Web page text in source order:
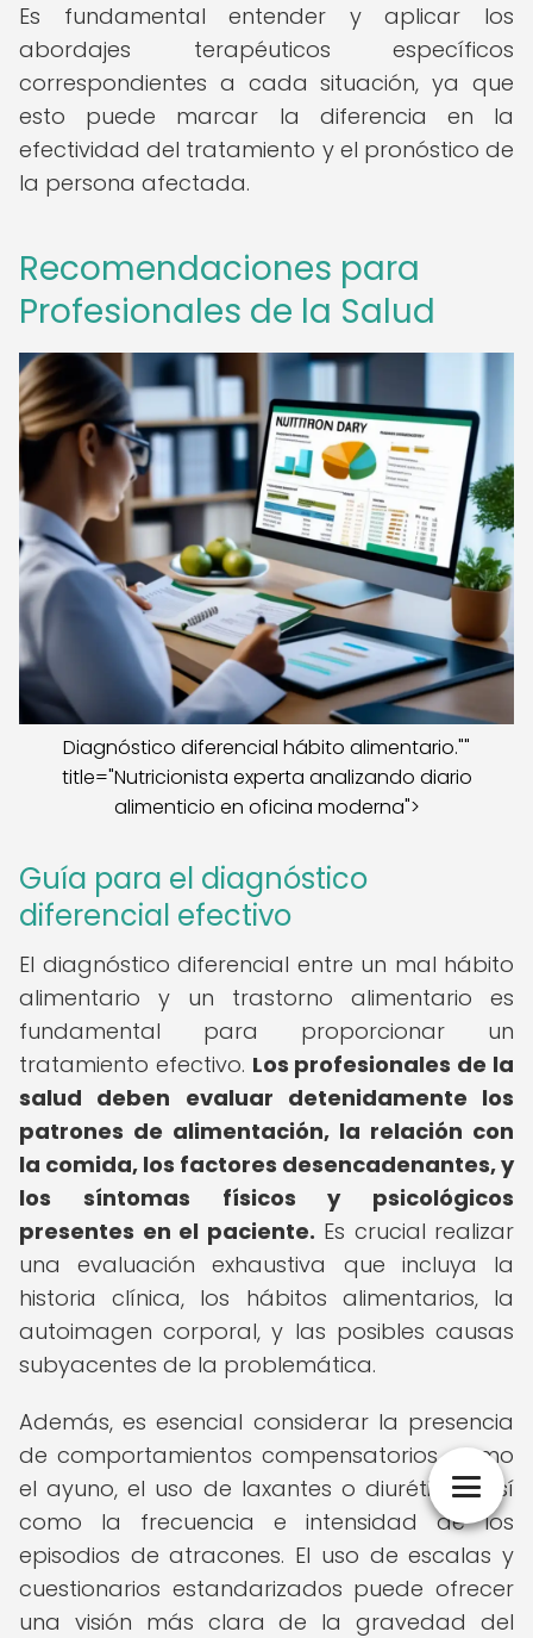
Es fundamental entender y aplicar los
abordajes terapéuticos específicos
correspondientes a cada situación, ya que
esto puede marcar la diferencia en la
efectividad del tratamiento y el pronóstico de
la persona afectada.
Recomendaciones para
Profesionales de la Salud
Diagnóstico diferencial hábito alimentario.""
title="Nutricionista experta analizando diario
alimenticio en oficina moderna">
Guía para el diagnóstico
diferencial efectivo
El diagnóstico diferencial entre un mal hábito
alimentario y un trastorno alimentario es
fundamental para proporcionar un
tratamiento efectivo. Los profesionales de la
salud deben evaluar detenidamente los
patrones de alimentación, la relación con
la comida, los factores desencadenantes, y
los síntomas físicos y psicológicos
presentes en el paciente. Es crucial realizar
una evaluación exhaustiva que incluya la
historia clínica, los hábitos alimentarios, la
autoimagen corporal, y las posibles causas
subyacentes de la problemática.
Además, es esencial considerar la presencia
de comportamientos compensatorios, como
el ayuno, el uso de laxantes o diuréticos, así
como la frecuencia e intensidad de los
episodios de atracones. El uso de escalas y
cuestionarios estandarizados puede ofrecer
una visión más clara de la gravedad del